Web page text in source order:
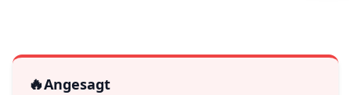
🔥Angesagt